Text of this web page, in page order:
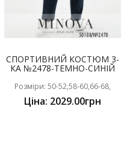
СПОРТИВНИЙ КОСТЮМ 3-
КА №2478-ТЕМНО-СИНІЙ
Розміри: 50-52,58-60,66-68,
Ціна: 2029.00грн